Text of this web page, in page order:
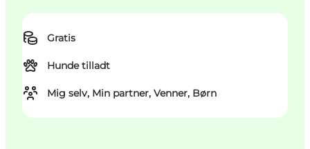
Gratis
Hunde tilladt
Mig selv, Min partner, Venner, Børn